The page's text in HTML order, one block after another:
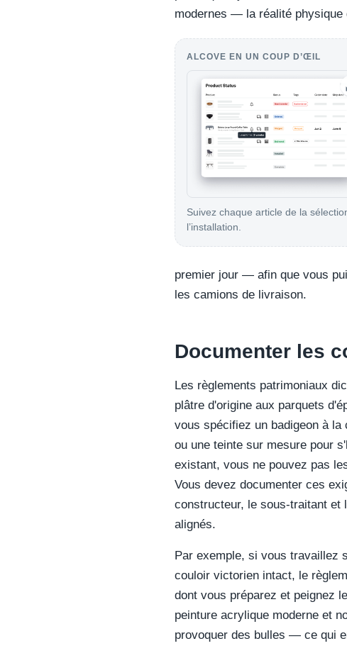
modernes — la réalité physique
ALCOVE EN UN COUP D’ŒIL
Suivez chaque article de la
l’installation.
premier jour — afin que vous
les camions de livraison.
Documenter les
Les règlements patrimoniaux
plâtre d'origine aux parquets
vous spécifiez un badigeon à
ou une teinte sur mesure pour
existant, vous ne pouvez pas
Vous devez documenter ces
constructeur, le sous-traitant et
alignés.
Par exemple, si vous travaillez
couloir victorien intact, le
dont vous préparez et peignez
peinture acrylique moderne et
provoquer des bulles — ce qui